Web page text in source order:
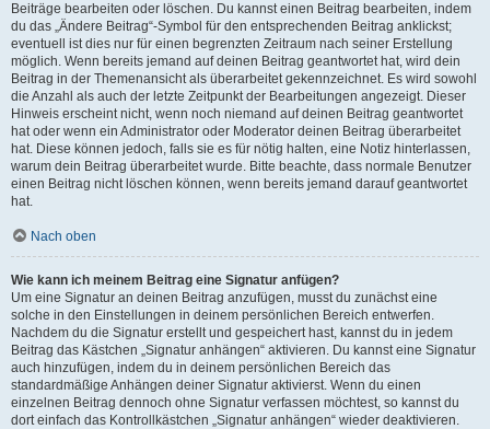
Beiträge bearbeiten oder löschen. Du kannst einen Beitrag bearbeiten, indem
du das „Ändere Beitrag“-Symbol für den entsprechenden Beitrag anklickst;
eventuell ist dies nur für einen begrenzten Zeitraum nach seiner Erstellung
möglich. Wenn bereits jemand auf deinen Beitrag geantwortet hat, wird dein
Beitrag in der Themenansicht als überarbeitet gekennzeichnet. Es wird sowohl
die Anzahl als auch der letzte Zeitpunkt der Bearbeitungen angezeigt. Dieser
Hinweis erscheint nicht, wenn noch niemand auf deinen Beitrag geantwortet
hat oder wenn ein Administrator oder Moderator deinen Beitrag überarbeitet
hat. Diese können jedoch, falls sie es für nötig halten, eine Notiz hinterlassen,
warum dein Beitrag überarbeitet wurde. Bitte beachte, dass normale Benutzer
einen Beitrag nicht löschen können, wenn bereits jemand darauf geantwortet
hat.
Nach oben
Wie kann ich meinem Beitrag eine Signatur anfügen?
Um eine Signatur an deinen Beitrag anzufügen, musst du zunächst eine
solche in den Einstellungen in deinem persönlichen Bereich entwerfen.
Nachdem du die Signatur erstellt und gespeichert hast, kannst du in jedem
Beitrag das Kästchen „Signatur anhängen“ aktivieren. Du kannst eine Signatur
auch hinzufügen, indem du in deinem persönlichen Bereich das
standardmäßige Anhängen deiner Signatur aktivierst. Wenn du einen
einzelnen Beitrag dennoch ohne Signatur verfassen möchtest, so kannst du
dort einfach das Kontrollkästchen „Signatur anhängen“ wieder deaktivieren.